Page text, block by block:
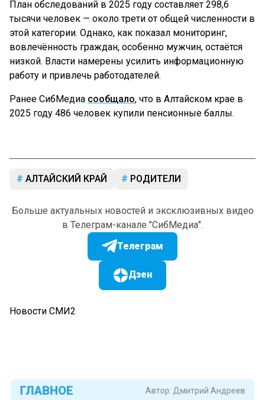
План обследований в 2025 году составляет 298,6
тысячи человек — около трети от общей численности в
этой категории. Однако, как показал мониторинг,
вовлечённость граждан, особенно мужчин, остаётся
низкой. Власти намерены усилить информационную
работу и привлечь работодателей.
Ранее СибМедиа сообщало, что в Алтайском крае в
2025 году 486 человек купили пенсионные баллы.
АЛТАЙСКИЙ КРАЙ РОДИТЕЛИ
Больше актуальных новостей и эксклюзивных видео
в Телеграм-канале "СибМедиа".
Телеграм
Дзен
Новости СМИ2
Автор: Дмитрий Андреев
ГЛАВНОЕ